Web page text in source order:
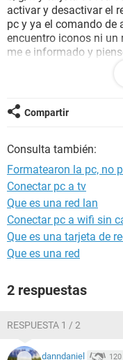
activar y desactivar el
pc y ya el comando de
encuentro iconos ni un
me e informado y
pero muchos me an
como otros se an
red->red de windows->
MT882
Realtek PCIe GBE
Realtek RTL8188CE
y
Campo Valor
Propiedades de la placa
Placa de red Realtek
Tipo de interfaz 802.11
MTU 1500 bytes
Bytes recibidos 0
Compartir
Consulta también:
Formatearon la pc, no
Conectar pc a tv
Que es una red lan
Conectar pc a wifi sin
Que es una tarjeta de
Que es una red
2 respuestas
RESPUESTA 1 / 2
danndaniel 120